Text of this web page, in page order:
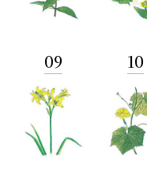
09 10